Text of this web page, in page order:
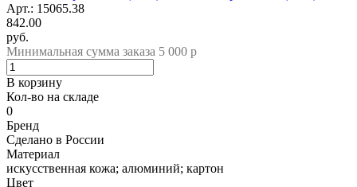
Арт.: 15065.38
842.00
руб.
Минимальная сумма заказа 5 000 р
В корзину
Кол-во на складе
0
Бренд
Сделано в России
Материал
искусственная кожа; алюминий; картон
Цвет